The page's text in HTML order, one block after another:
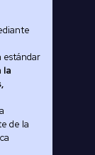
estándar
la
de la